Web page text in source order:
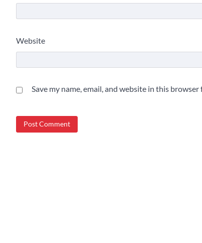
Website
Save my name, email, and website in this